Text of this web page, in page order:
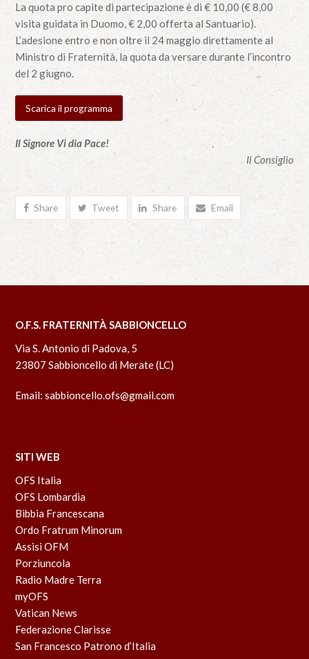
La quota pro capite di partecipazione è di € 10,00 (€ 8,00
visita guidata in Duomo, € 2,00 offerta al Santuario).
L’adesione entro e non oltre il 24 maggio direttamente al
Ministro di Fraternità, la quota da versare durante l’incontro
del 2 giugno.
Scarica il programma
Il Signore Vi dia Pace!
Il Consiglio
Share Tweet Share Email
O.F.S. FRATERNITÀ SABBIONCELLO
Via S. Antonio di Padova, 5
23807 Sabbioncello di Merate (LC)
Email:sabbioncello.ofs@gmail.com
SITI WEB
OFS Italia
OFS Lombardia
Bibbia Francescana
Ordo Fratrum Minorum
Assisi OFM
Porziuncola
Radio Madre Terra
myOFS
Vatican News
Federazione Clarisse
San Francesco Patrono d’Italia